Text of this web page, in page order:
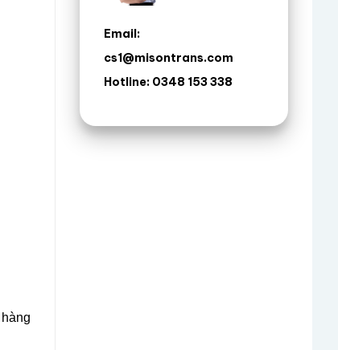
Email:
cs1@misontrans.com
Hotline: 0348 153 338